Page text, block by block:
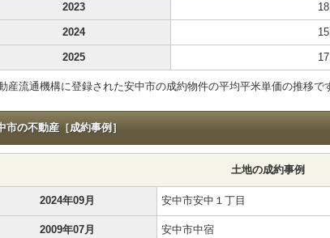
2023
2024
2025
産流通機構に登録された安中市の成約物件の平均平米単価の推移で
市の不動産［成約事例］
土地の成約事例
2024年09月 安中市安中１丁目
2009年07月 安中市中宿